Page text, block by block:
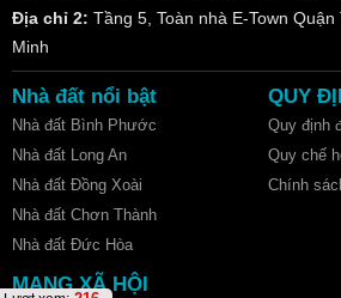
Địa chỉ 2: Tầng 5, Toàn nhà E-Town
Minh
Nhà đất nổi bật
Nhà đất Bình Phước
Nhà đất Long An
Nhà đất Đồng Xoài
Nhà đất Chơn Thành
Nhà đất Đức Hòa
QUY
Quy định
Quy chế
Chính
MẠNG XÃ HỘI